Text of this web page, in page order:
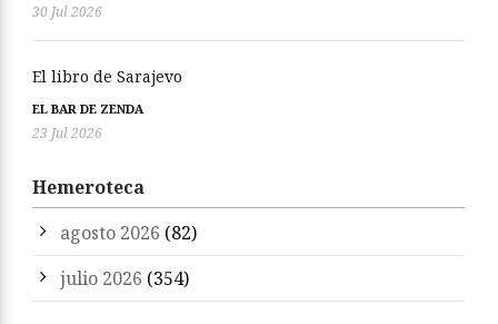
30 Jul 2026
El libro de Sarajevo
EL BAR DE ZENDA
23 Jul 2026
Hemeroteca
agosto 2026 (82)
julio 2026 (354)